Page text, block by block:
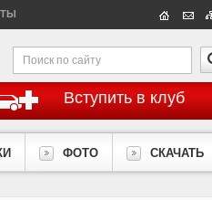
Вступить в клуб
ФОТО СКАЧАТЬ